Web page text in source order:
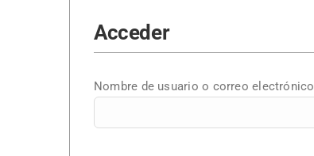
Acceder
Nombre de usuario o correo electrónico